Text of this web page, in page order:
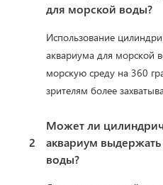
для морской воды?
Использование
аквариума для морской
морскую среду на 360
зрителям более
2
Может ли
аквариум
воды?